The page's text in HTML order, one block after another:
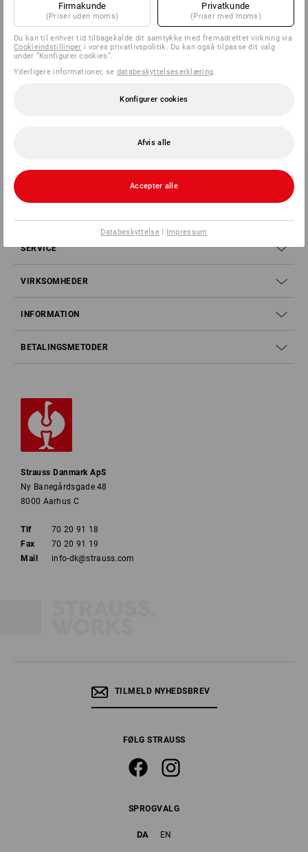
:42,50 kr./L
(med moms) fra 12 Stk.
Du har allerede set 5 af 5 varer.
SERVICE
VIRKSOMHEDER
INFORMATION
BETALINGSMETODER
Strauss Danmark ApS
Ny Banegårdsgade 48
8000 Aarhus C
Tlf
70 20 91 18
Fax
70 20 91 19
Mail
info-dk@strauss.com
TILMELD NYHEDSBREV
FØLG STRAUSS
SPROGVALG
DA EN
Firmakunde
(Priser uden moms)
Privatkunde
(Priser med moms)
Du kan til enhver tid tilbagekalde dit samtykke med fremadrettet virkning via
Cookieindstillinger i vores privatlivspolitik. Du kan også tilpasse dit valg
under ”Konfigurer cookies”.
Yderligere informationer, se databeskyttelseserklæring.
Konfigurer cookies
Afvis alle
Accepter alle
Databeskyttelse| Impressum